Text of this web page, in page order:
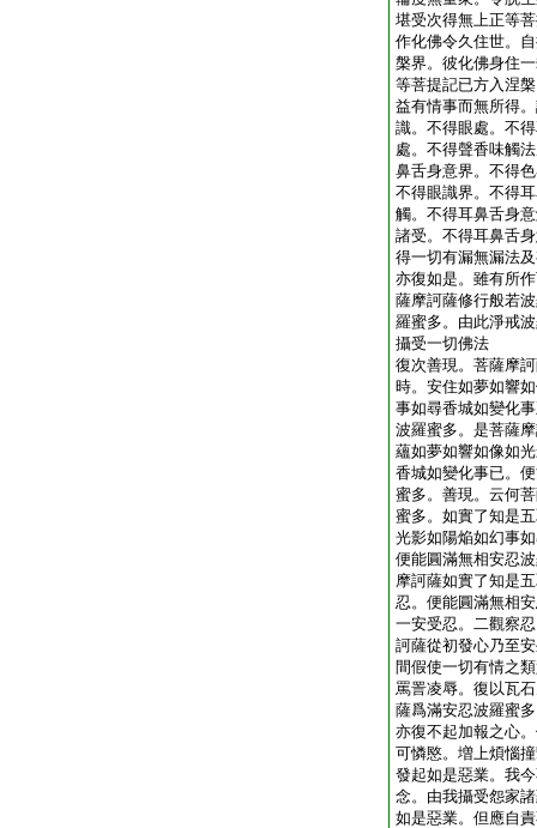
堪受次得無上正等
作化佛令久住世。
槃界。彼化佛身住
等菩提記已方入涅
益有情事而無所得
識。不得眼處。不
處。不得聲香味觸
鼻舌身意界。不得
不得眼識界。不得
觸。不得耳鼻舌身
諸受。不得耳鼻舌
得一切有漏無漏法
亦復如是。雖有所
薩摩訶薩修行般若
羅蜜多。由此淨戒
攝受一切佛法
復次善現。菩薩摩
時。安住如夢如響
事如尋香城如變化
波羅蜜多。是菩薩
蘊如夢如響如像如
香城如變化事已。
蜜多。善現。云何
蜜多。如實了知是
光影如陽焔如幻事
便能圓滿無相安忍
摩訶薩如實了知是
忍。便能圓滿無相
一安受忍。二觀察
訶薩從初發心乃至
間假使一切有情之
罵詈凌辱。復以瓦
薩爲滿安忍波羅蜜
亦復不起加報之心
可憐愍。増上煩惱
發起如是惡業。我
念。由我攝受怨家
如是惡業。但應自